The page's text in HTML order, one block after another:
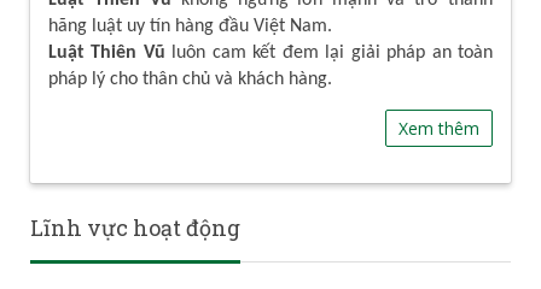
hãng luật uy tín hàng đầu Việt Nam.
Luật Thiên Vũ luôn cam kết đem lại giải pháp an toàn
pháp lý cho thân chủ và khách hàng.
Xem thêm
Lĩnh vực hoạt động